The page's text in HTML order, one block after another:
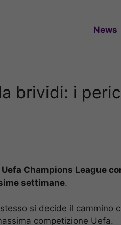
News
brividi: i
Champions League
settimane.
si decide il cammino
competizione Uefa.